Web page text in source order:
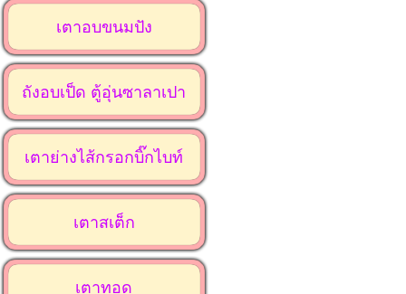
เตาอบขนมปัง
ถังอบเป็ด ตู้อุ่นซาลาเปา
เตาย่างไส้กรอกบิ๊กไบท์
เตาสเต็ก
เตาทอด